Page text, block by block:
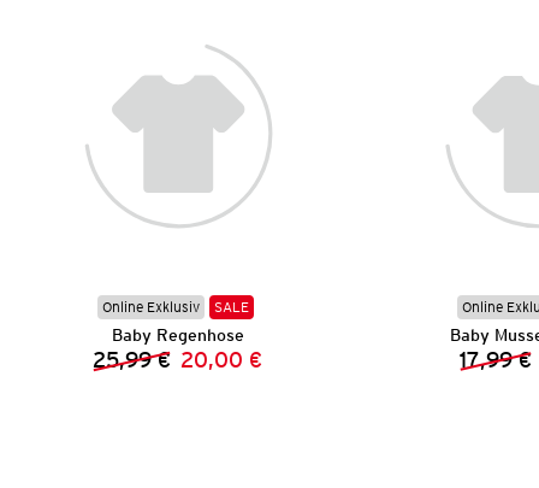
Online Exklusiv SALE
Baby Regenhose
Vorheriger Preis:
25,99 € Neuer Preis:
20,00 €
Online
Baby
17,99 €